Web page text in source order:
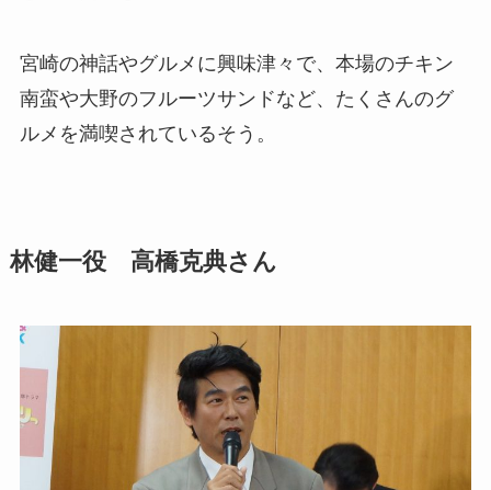
宮崎の神話やグルメに興味津々で、本場のチキン
南蛮や大野のフルーツサンドなど、たくさんのグ
ルメを満喫されているそう。
林健一役 高橋克典さん